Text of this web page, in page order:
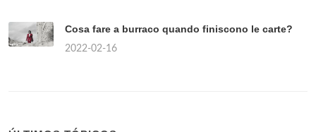
Cosa fare a burraco quando finiscono le carte?
2022-02-16